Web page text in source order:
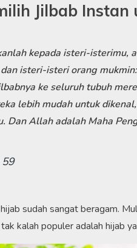
Jilbab Instan
kepada isteri-isterimu,
isteri-isteri orang
ke seluruh tubuh
lebih mudah untuk
Dan Allah adalah Maha
sudah sangat beragam.
kalah populer adalah hijab